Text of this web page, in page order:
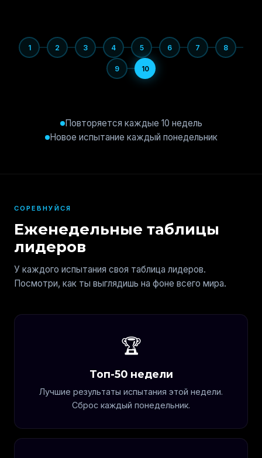
1 2 3 4 5 6 7 8
9 10
Повторяется каждые 10 недель
Новое испытание каждый понедельник
СОРЕВНУЙСЯ
Еженедельные таблицы
лидеров
У каждого испытания своя таблица лидеров.
Посмотри, как ты выглядишь на фоне всего мира.
🏆
Топ-50 недели
Лучшие результаты испытания этой недели.
Сброс каждый понедельник.